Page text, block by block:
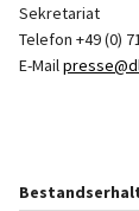
Sekretariat
Telefon +49 (0)
E-Mail